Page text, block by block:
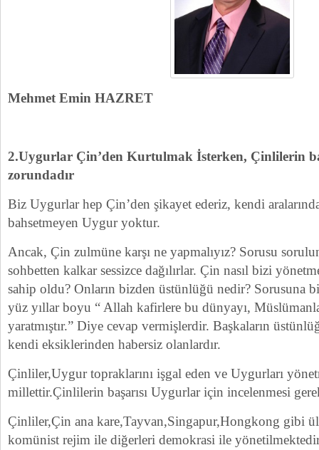
Mehmet Emin HAZRET
2.Uygurlar Çin’den Kurtulmak İsterken, Çinlilerin
zorundadır
Biz Uygurlar hep Çin’den şikayet ederiz, kendi
bahsetmeyen Uygur yoktur.
Ancak, Çin zulmüne karşı ne yapmalıyız? Sorusu
sohbetten kalkar sessizce dağılırlar. Çin nasıl bizi
sahip oldu? Onların bizden üstünlüğü nedir? Sorusuna
yüz yıllar boyu “ Allah kafirlere bu dünyayı,
yaratmıştır.” Diye cevap vermişlerdir. Başkaların
kendi eksiklerinden habersiz olanlardır.
Çinliler,Uygur topraklarını işgal eden ve Uygurları
millettir.Çinlilerin başarısı Uygurlar için incelenmesi
Çinliler,Çin ana kare,Tayvan,Singapur,Hongkong gibi
komünist rejim ile diğerleri demokrasi ile